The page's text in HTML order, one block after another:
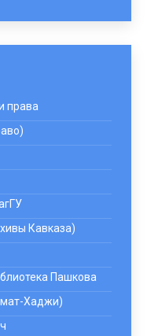
права
Кавказа)
Пашкова
Хаджи)